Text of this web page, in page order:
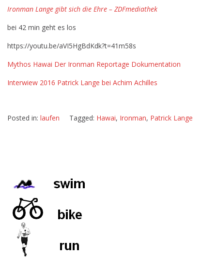
Ironman Lange gibt sich die Ehre – ZDFmediathek
bei 42 min geht es los
https://youtu.be/aVI5HgBdKdk?t=41m58s
Mythos Hawai Der Ironman Reportage Dokumentation
Interwiew 2016 Patrick Lange bei Achim Achilles
Posted in: laufen Tagged: Hawai, Ironman, Patrick Lange